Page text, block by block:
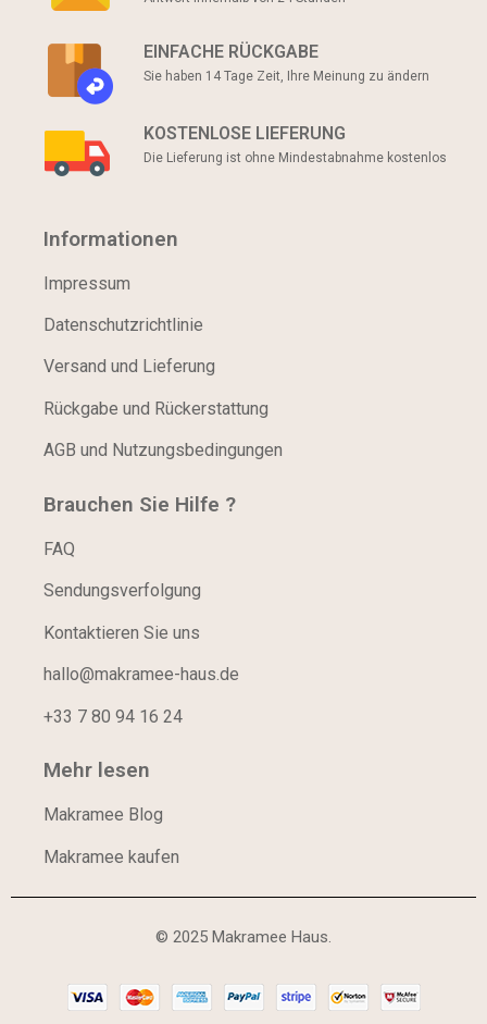
EINFACHE RÜCKGABE
Sie haben 14 Tage Zeit, Ihre Meinung zu ändern
KOSTENLOSE LIEFERUNG
Die Lieferung ist ohne Mindestabnahme kostenlos
Informationen
Impressum
Datenschutzrichtlinie
Versand und Lieferung
Rückgabe und Rückerstattung
AGB und Nutzungsbedingungen
Brauchen Sie Hilfe ?
FAQ
Sendungsverfolgung
Kontaktieren Sie uns
hallo@makramee-haus.de
+33 7 80 94 16 24
Mehr lesen
Makramee Blog
Makramee kaufen
© 2025 Makramee Haus.